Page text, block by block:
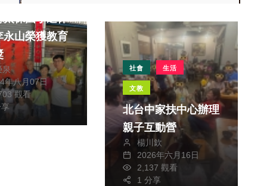
太保國小退休
永山榮獲教育
泉
年八月07日
觀看
社會 生活
文教
北台中家扶中心辦理
親子互動營
楊川欽
2026年六月16日
2,137 觀看
1 分享